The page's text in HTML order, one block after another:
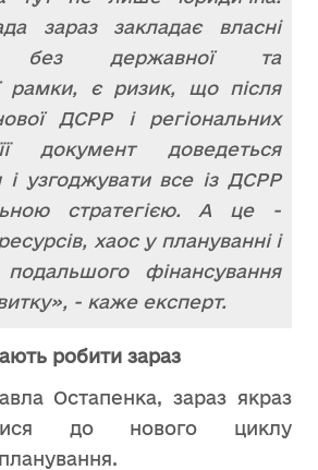
зараз закладає власні
без державної та
рамки, є ризик, що після
ДСРР і регіональних
документ доведеться
і узгоджувати все із ДСРР
стратегією. А це -
хаос у плануванні і
фінансування
- каже експерт.
робити зараз
Остапенка, зараз якраз
до нового циклу